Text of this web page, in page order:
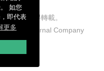
如您
即代表
更多
所有，不得轉載。
Journal Company
reserved.